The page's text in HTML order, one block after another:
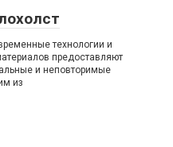
технологии и
предоставляют
и неповторимые
из